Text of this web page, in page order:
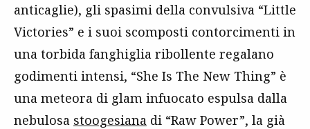
anticaglie), gli spasimi della convulsiva “Little
Victories” e i suoi scomposti contorcimenti in
una torbida fanghiglia ribollente regalano
godimenti intensi, “She Is The New Thing” è
una meteora di glam infuocato espulsa dalla
nebulosa stoogesiana di “Raw Power”, la già